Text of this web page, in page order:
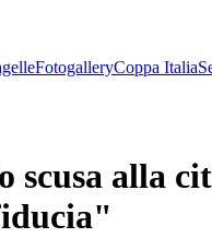
FotogalleryCoppa Italia
scusa alla